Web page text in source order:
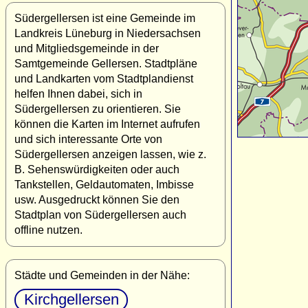
Südergellersen ist eine Gemeinde im
Landkreis Lüneburg in Niedersachsen
und Mitgliedsgemeinde in der
Samtgemeinde Gellersen. Stadtpläne
und Landkarten vom Stadtplandienst
helfen Ihnen dabei, sich in
Südergellersen zu orientieren. Sie
können die Karten im Internet aufrufen
und sich interessante Orte von
Südergellersen anzeigen lassen, wie z.
B. Sehenswürdigkeiten oder auch
Tankstellen, Geldautomaten, Imbisse
usw. Ausgedruckt können Sie den
Stadtplan von Südergellersen auch
offline nutzen.
Städte und Gemeinden in der Nähe:
Kirchgellersen